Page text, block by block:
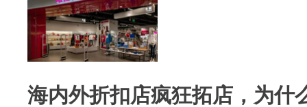
海内外折扣店疯狂拓店，为什